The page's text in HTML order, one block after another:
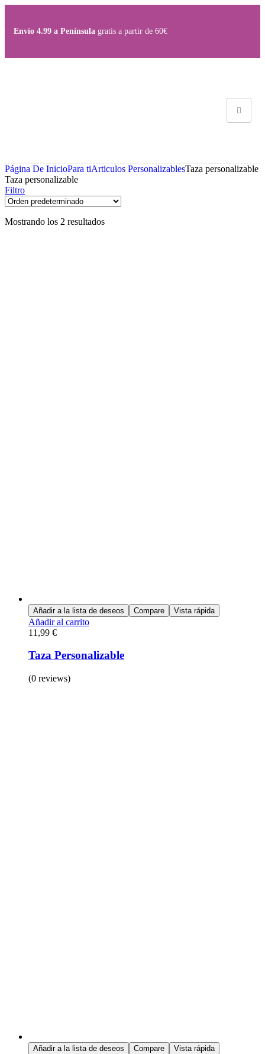
Envío 4.99 a Península gratis a partir de 60€
Página De InicioPara tiArticulos PersonalizablesTaza personalizable
Taza personalizable
Filtro
Mostrando los 2 resultados
Añadir a la lista de deseos Compare Vista rápida
Añadir al carrito
11,99 €
Taza Personalizable
(0 reviews)
Añadir a la lista de deseos Compare Vista rápida